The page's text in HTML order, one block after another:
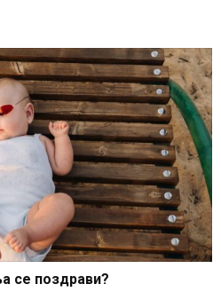
се поздрави?